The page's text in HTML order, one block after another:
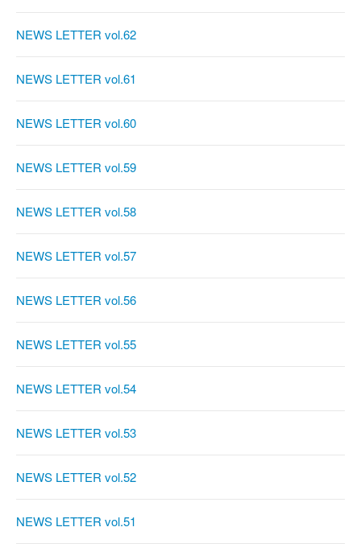
NEWS LETTER vol.62
NEWS LETTER vol.61
NEWS LETTER vol.60
NEWS LETTER vol.59
NEWS LETTER vol.58
NEWS LETTER vol.57
NEWS LETTER vol.56
NEWS LETTER vol.55
NEWS LETTER vol.54
NEWS LETTER vol.53
NEWS LETTER vol.52
NEWS LETTER vol.51